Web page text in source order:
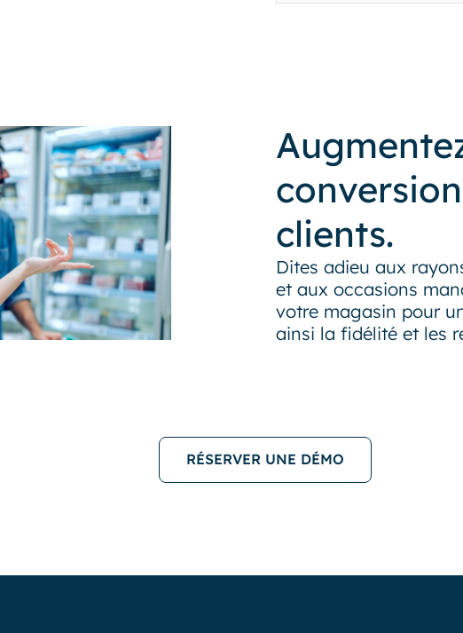
clients.
Dites adieu aux
et aux occasions
votre magasin pour
ainsi la fidélité et les
RÉSERVER UNE DÉMO